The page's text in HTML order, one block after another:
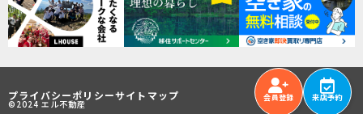
会員登録 来店予約
プライバシーポリシーサイトマップ
©2024 エル不動産